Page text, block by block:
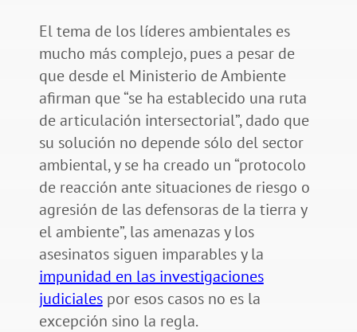
El tema de los líderes ambientales es
mucho más complejo, pues a pesar de
que desde el Ministerio de Ambiente
afirman que “se ha establecido una ruta
de articulación intersectorial”, dado que
su solución no depende sólo del sector
ambiental, y se ha creado un “protocolo
de reacción ante situaciones de riesgo o
agresión de las defensoras de la tierra y
el ambiente”, las amenazas y los
asesinatos siguen imparables y la
impunidad en las investigaciones
judicialespor esos casos no es la
excepción sino la regla.